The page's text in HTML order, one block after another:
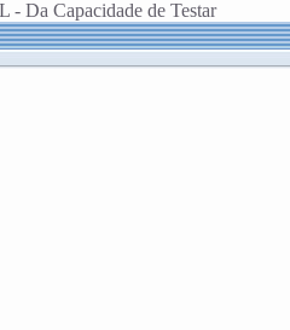
Da Capacidade de Testar